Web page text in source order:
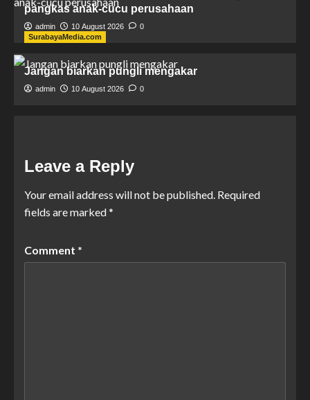
pangkas anak-cucu perusahaan
admin 10 August 2026
0
SurabayaMedia.com
Jangan biarkan pungli mengakar
admin 10 August 2026 0
Leave a Reply
Your email address will not be published. Required
fields are marked*
Comment *